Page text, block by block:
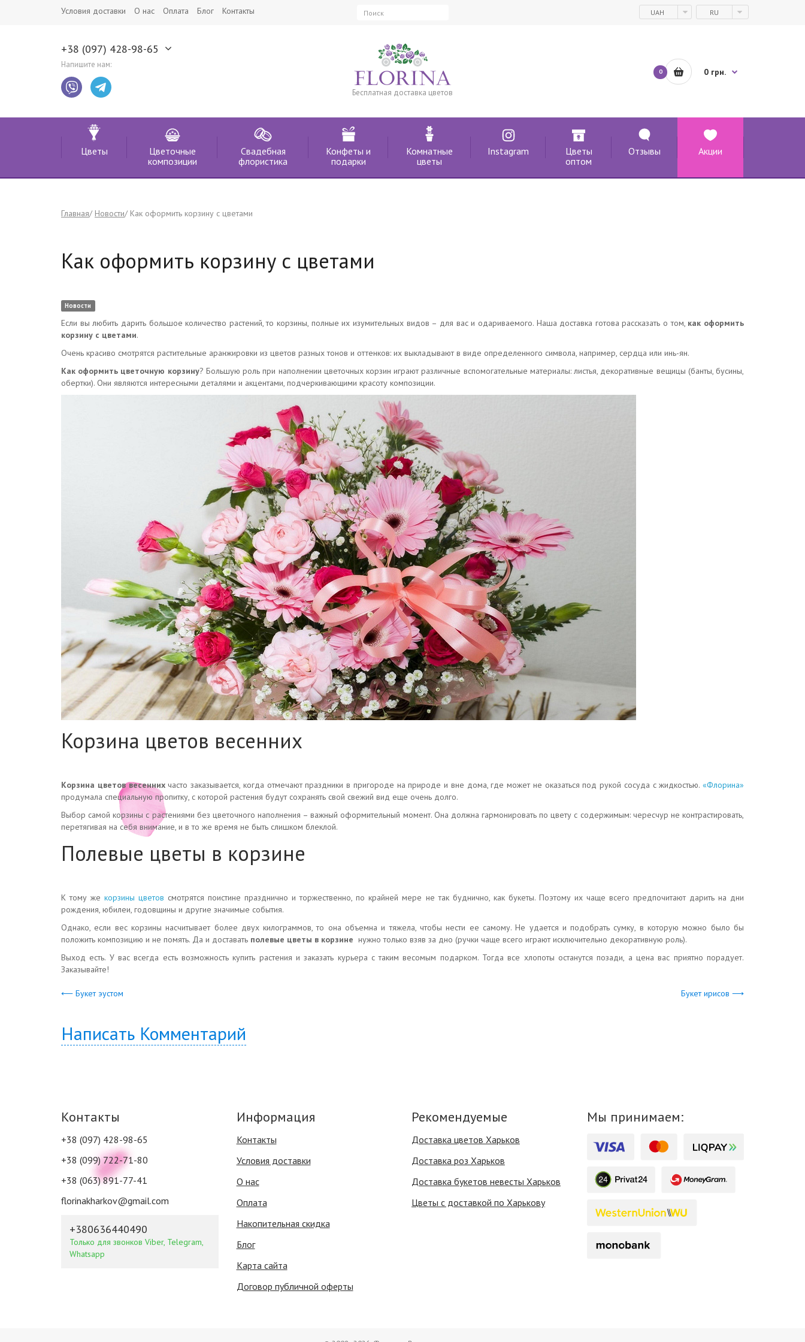
Условия доставки О нас Оплата Блог Контакты UAH RU
+38 (097) 428-98-65
Напишите нам:
Бесплатная доставка цветов
0 0 грн.
Цветы
Цветочные
композиции
Свадебная
флористика
Конфеты и
подарки
Комнатные
цветы
Instagram
Цветы
оптом
Отзывы Акции
Главная Новости Как оформить корзину с цветами
Как оформить корзину с цветами
Новости
Если вы любить дарить большое количество растений, то корзины, полные их изумительных видов – для вас и одариваемого. Наша доставка готова рассказать о том, как оформить
корзину с цветами.
Очень красиво смотрятся растительные аранжировки из цветов разных тонов и оттенков: их выкладывают в виде определенного символа, например, сердца или инь-ян.
Как оформить цветочную корзину? Большую роль при наполнении цветочных корзин играют различные вспомогательные материалы: листья, декоративные вещицы (банты, бусины,
обертки). Они являются интересными деталями и акцентами, подчеркивающими красоту композиции.
Корзина цветов весенних
Корзина цветов весеннихчасто заказывается, когда отмечают праздники в пригороде на природе и вне дома, где может не оказаться под рукой сосуда с жидкостью. «Флорина»
продумала специальную пропитку, с которой растения будут сохранять свой свежий вид еще очень долго.
Выбор самой корзины с растениями без цветочного наполнения – важный оформительный момент. Она должна гармонировать по цвету с содержимым: чересчур не контрастировать,
перетягивая на себя внимание, и в то же время не быть слишком блеклой.
Полевые цветы в корзине
К тому жекорзины цветов смотрятся поистине празднично и торжественно, по крайней мере не так буднично, как букеты. Поэтому их чаще всего предпочитают дарить на дни
рождения, юбилеи, годовщины и другие значимые события.
Однако, если вес корзины насчитывает более двух килограммов, то она объемна и тяжела, чтобы нести ее самому. Не удается и подобрать сумку, в которую можно было бы
положить композицию и не помять. Да и доставать полевые цветы в корзине нужно только взяв за дно (ручки чаще всего играют исключительно декоративную роль).
Выход есть. У вас всегда есть возможность купить растения и заказать курьера с таким весомым подарком. Тогда все хлопоты останутся позади, а цена вас приятно порадует.
Заказывайте!
⟵ Букет эустом Букет ирисов ⟶
Написать Комментарий
Контакты
+38 (097) 428-98-65
+38 (099) 722-71-80
+38 (063) 891-77-41
florinakharkov@gmail.com
+380636440490
Только для звонков Viber, Telegram,
Whatsapp
Информация
Контакты
Условия доставки
О нас
Оплата
Накопительная скидка
Блог
Карта сайта
Договор публичной оферты
Рекомендуемые
Доставка цветов Харьков
Доставка роз Харьков
Доставка букетов невесты Харьков
Цветы с доставкой по Харькову
Мы принимаем: